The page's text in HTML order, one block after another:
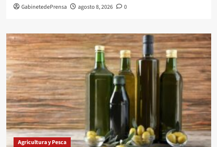
GabinetedePrensa agosto 8, 2026 0
Agricultura y Pesca